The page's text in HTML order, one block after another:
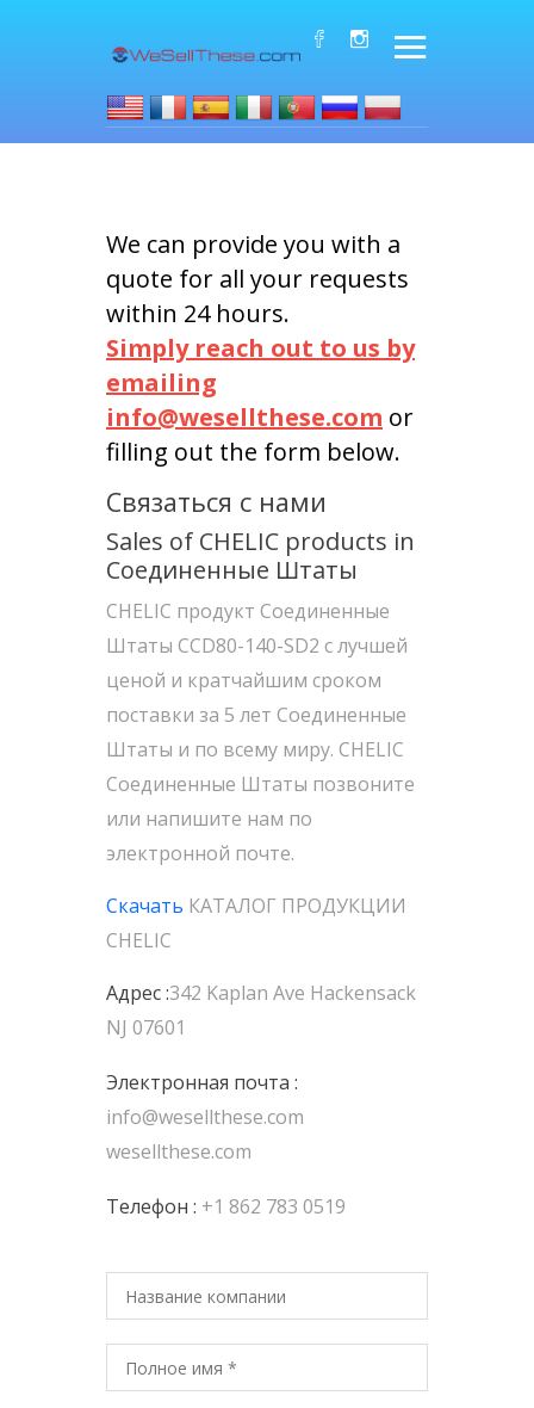
We can provide you with a
quote for all your requests
within 24 hours.
Simply reach out to us by
emailing
info@wesellthese.com or
filling out the form below.
Связаться с нами
Sales of CHELIC products in
Соединенные Штаты
CHELIC продукт Соединенные
Штаты CCD80-140-SD2 с лучшей
ценой и кратчайшим сроком
поставки за 5 лет Соединенные
Штаты и по всему миру. CHELIC
Соединенные Штаты позвоните
или напишите нам по
электронной почте.
Скачать КАТАЛОГ ПРОДУКЦИИ
CHELIC
Адрес :342 Kaplan Ave Hackensack
NJ 07601
Электронная почта :
info@wesellthese.com
wesellthese.com
Телефон : +1 862 783 0519